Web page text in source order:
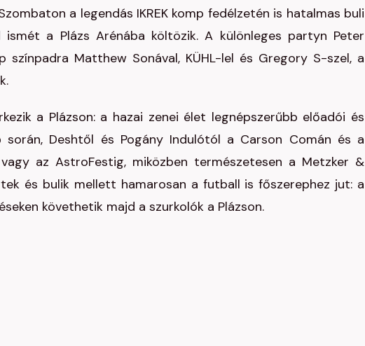
a legendás IKREK komp fedélzetén is hatalmas buli
a Plázs Arénába költözik. A különleges partyn Peter
Matthew Sonával, KÜHL-lel és Gregory S-szel, a
a Plázson: a hazai zenei élet legnépszerűbb előadói és
Deshtől és Pogány Indulótól a Carson Comán és a
az AstroFestig, miközben természetesen a Metzker &
és bulik mellett hamarosan a futball is főszerephez jut: a
követhetik majd a szurkolók a Plázson.